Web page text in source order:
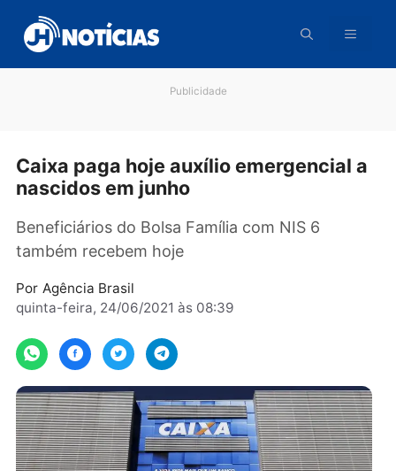
para
conteúdo
Caixa paga hoje auxílio emergencial
Beneficiários do Bolsa Família com NIS 6
também recebem hoje
Por
Agência Brasil
quinta-feira, 24/06/2021 às 08:39